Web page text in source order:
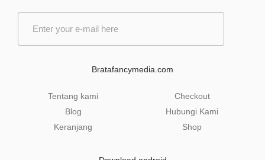
Bratafancymedia.com
Tentang kami
Blog
Keranjang
Checkout
Hubungi Kami
Shop